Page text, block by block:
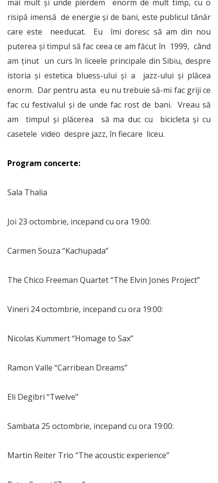
mai mult și unde pierdem enorm de mult timp, cu o
risipă imensă de energie și de bani, este publicul tânăr
care este needucat. Eu îmi doresc să am din nou
puterea și timpul să fac ceea ce am făcut în 1999, când
am ținut un curs în liceele principale din Sibiu, despre
istoria și estetica bluess-ului și a jazz-ului și plăcea
enorm. Dar pentru asta eu nu trebuie să-mi fac griji ce
fac cu festivalul și de unde fac rost de bani. Vreau să
am timpul și plăcerea să ma duc cu bicicleta și cu
casetele video despre jazz, în fiecare liceu.
Program concerte:
Sala Thalia
Joi 23 octombrie, incepand cu ora 19:00:
Carmen Souza “Kachupada”
The Chico Freeman Quartet “The Elvin Jones Project”
Vineri 24 octombrie, incepand cu ora 19:00:
Nicolas Kummert “Homage to Sax”
Ramon Valle “Carribean Dreams”
Eli Degibri “Twelve”
Sambata 25 octombrie, incepand cu ora 19:00:
Martin Reiter Trio “The acoustic experience”